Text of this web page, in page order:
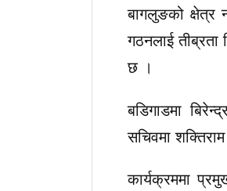
बागलुङको क्षेत्र
गठनलाई
छ ।
बडिगाडमा
सचिवमा
कार्यक्रममा